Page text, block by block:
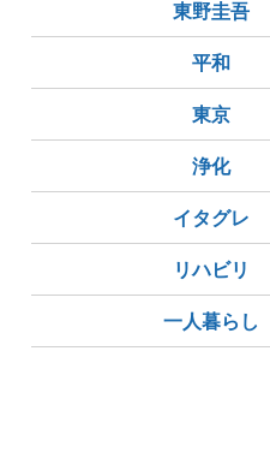
東野圭吾
平和
東京
浄化
イタグレ
リハビリ
一人暮らし